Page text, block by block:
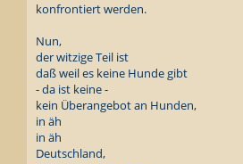
konfrontiert werden.
Nun,
der witzige Teil ist
daß weil es keine Hunde gibt
- da ist keine -
kein Überangebot an Hunden,
in äh
in äh
Deutschland,